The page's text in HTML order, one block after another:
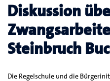
Diskussion
Steinbruch
Die Regelschule und die